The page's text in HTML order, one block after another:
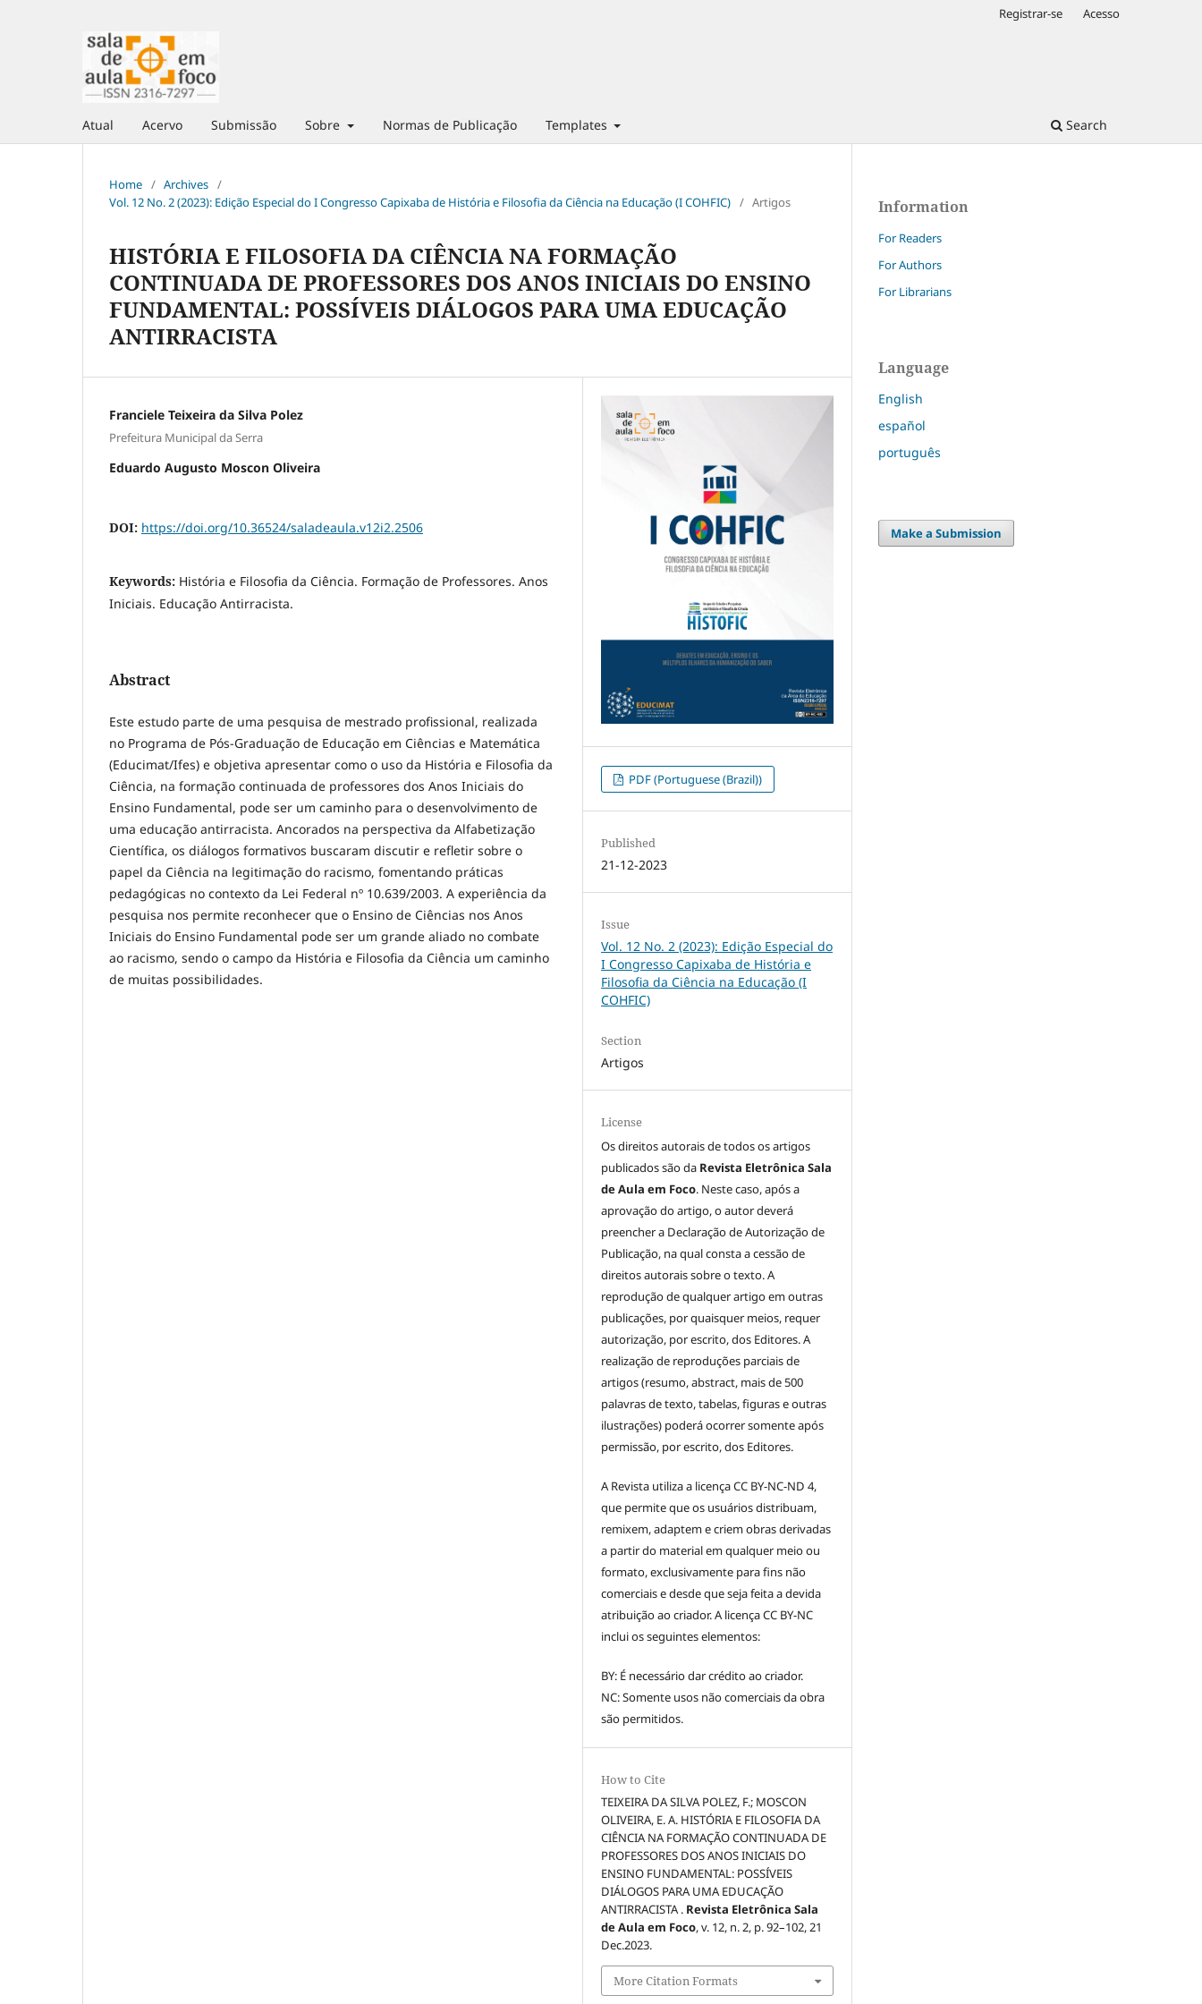
Atual Acervo Submissão Sobre Normas de Publicação Templates Search
Registrar-se Acesso
Home / Archives /
Vol. 12 No. 2 (2023): Edição Especial do I Congresso Capixaba de História e Filosofia da Ciência na Educação (I COHFIC) / Artigos
HISTÓRIA E FILOSOFIA DA CIÊNCIA NA FORMAÇÃO
CONTINUADA DE PROFESSORES DOS ANOS INICIAIS DO ENSINO
FUNDAMENTAL: POSSÍVEIS DIÁLOGOS PARA UMA EDUCAÇÃO
ANTIRRACISTA
Franciele Teixeira da Silva Polez
Prefeitura Municipal da Serra
Eduardo Augusto Moscon Oliveira
DOI: https://doi.org/10.36524/saladeaula.v12i2.2506
Keywords: História e Filosofia da Ciência. Formação de Professores. Anos
Iniciais. Educação Antirracista.
Abstract
Este estudo parte de uma pesquisa de mestrado profissional, realizada
no Programa de Pós-Graduação de Educação em Ciências e Matemática
(Educimat/Ifes) e objetiva apresentar como o uso da História e Filosofia da
Ciência, na formação continuada de professores dos Anos Iniciais do
Ensino Fundamental, pode ser um caminho para o desenvolvimento de
uma educação antirracista. Ancorados na perspectiva da Alfabetização
Científica, os diálogos formativos buscaram discutir e refletir sobre o
papel da Ciência na legitimação do racismo, fomentando práticas
pedagógicas no contexto da Lei Federal nº 10.639/2003. A experiência da
pesquisa nos permite reconhecer que o Ensino de Ciências nos Anos
Iniciais do Ensino Fundamental pode ser um grande aliado no combate
ao racismo, sendo o campo da História e Filosofia da Ciência um caminho
de muitas possibilidades.
PDF (Portuguese (Brazil))
Published
21-12-2023
Issue
Vol. 12 No. 2 (2023): Edição Especial do
I Congresso Capixaba de História e
Filosofia da Ciência na Educação (I
COHFIC)
Section
Artigos
License
Os direitos autorais de todos os artigos
publicados são da Revista Eletrônica Sala
de Aula em Foco. Neste caso, após a
aprovação do artigo, o autor deverá
preencher a Declaração de Autorização de
Publicação, na qual consta a cessão de
direitos autorais sobre o texto. A
reprodução de qualquer artigo em outras
publicações, por quaisquer meios, requer
autorização, por escrito, dos Editores. A
realização de reproduções parciais de
artigos (resumo, abstract, mais de 500
palavras de texto, tabelas, figuras e outras
ilustrações) poderá ocorrer somente após
permissão, por escrito, dos Editores.
A Revista utiliza a licença CC BY-NC-ND 4,
que permite que os usuários distribuam,
remixem, adaptem e criem obras derivadas
a partir do material em qualquer meio ou
formato, exclusivamente para fins não
comerciais e desde que seja feita a devida
atribuição ao criador. A licença CC BY-NC
inclui os seguintes elementos:
BY: É necessário dar crédito ao criador.
NC: Somente usos não comerciais da obra
são permitidos.
How to Cite
TEIXEIRA DA SILVA POLEZ, F.; MOSCON
OLIVEIRA, E. A. HISTÓRIA E FILOSOFIA DA
CIÊNCIA NA FORMAÇÃO CONTINUADA DE
PROFESSORES DOS ANOS INICIAIS DO
ENSINO FUNDAMENTAL: POSSÍVEIS
DIÁLOGOS PARA UMA EDUCAÇÃO
ANTIRRACISTA . Revista Eletrônica Sala
de Aula em Foco, v. 12, n. 2, p. 92–102, 21
Dec.2023.
More Citation Formats
Information
For Readers
For Authors
For Librarians
Language
English
español
português
Make a Submission